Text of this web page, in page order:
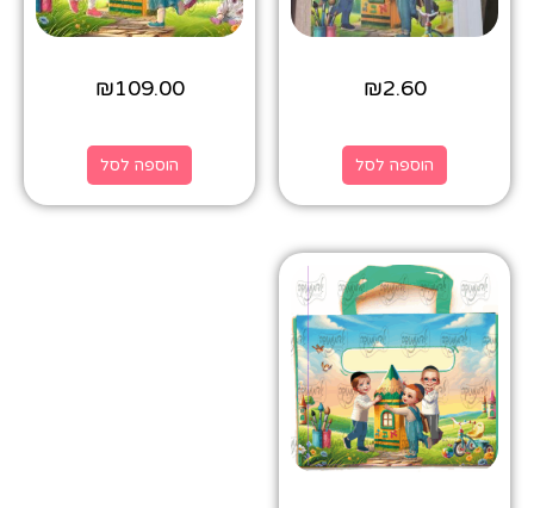
₪2.60
הוספה לסל
₪109.00
הוספה לסל